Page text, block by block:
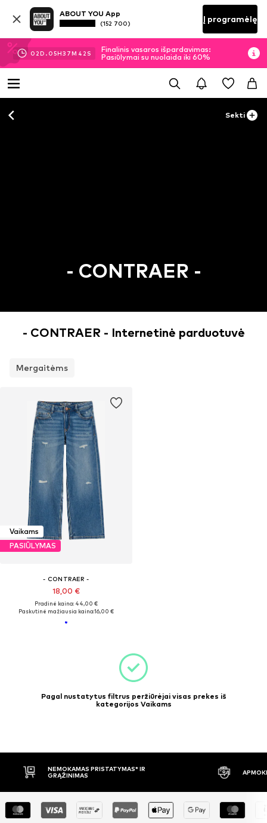
ABOUT YOU App
(152 700) Į programėlę
02D. 05H37M 41 S
Finalinis vasaros išpardavimas:
Pasiūlymai su nuolaida iki 60%
Sekti
- CONTRAER -
- CONTRAER - Internetinė parduotuvė
Mergaitėms
Vaikams
PASIŪLYMAS
- CONTRAER -
18,00 €
Pradinė kaina: 44,00 €
Paskutinė mažiausia kaina:16,00 €
Pagal nustatytus filtrus peržiūrėjai visas prekes iš
kategorijos Vaikams
NEMOKAMAS PRISTATYMAS* IR
GRĄŽINIMAS